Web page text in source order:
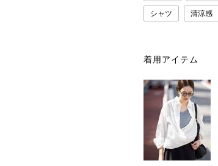
シャツ 清涼感
着用アイテム